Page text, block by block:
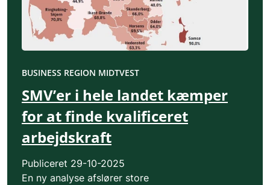
BUSINESS REGION MIDTVEST
SMV’er i hele landet kæmper
for at finde kvalificeret
arbejdskraft
Publiceret 29-10-2025
En ny analyse afslører store